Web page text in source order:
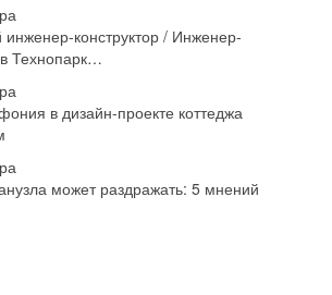
конструктор / Инженер-
Технопарк…
в дизайн-проекте коттеджа
может раздражать: 5 мнений